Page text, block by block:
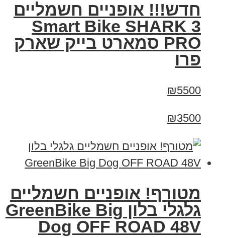
חדש!!! אופניים חשמליים
Smart Bike SHARK 3
PRO סמארט בייק שארק
פרו
₪5500
₪3500
מטורף! אופניים חשמליים
גלגלי בלון GreenBike Big
Dog OFF ROAD 48V